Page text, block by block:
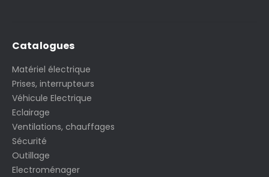
Catalogues
Matériel électrique
Prises, interrupteurs
Véhicule Electrique
Eclairage
Ventilations, chauffages
Sécurité
Outillage
Electroménager